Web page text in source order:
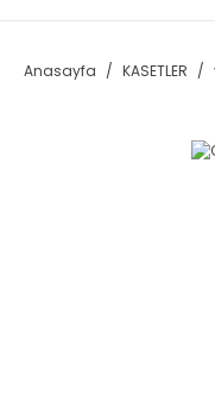
Anasayfa KASETLER